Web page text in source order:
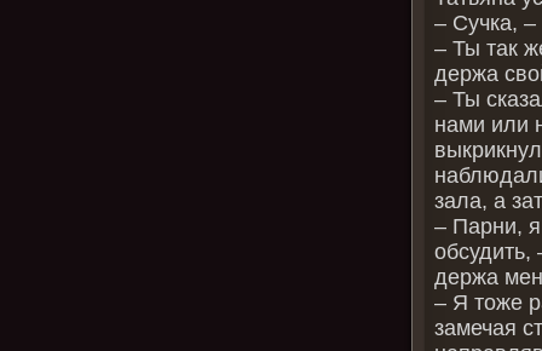
– Сучка,
– Ты так
держа
– Ты
нами или
зала, а
– Парни,
обсудить,
держа
– Я тоже
замечая